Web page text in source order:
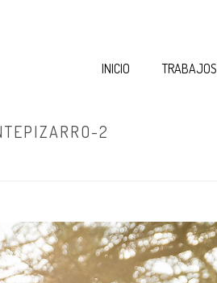
INICIO TRABAJOS
2